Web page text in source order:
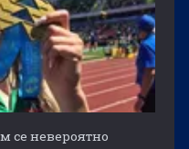
се невероятно